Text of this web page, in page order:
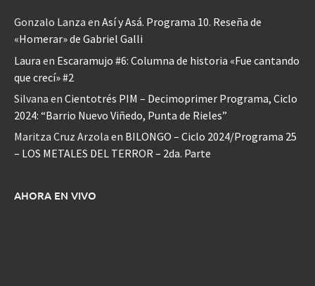
Gonzalo Lanza en Así y Asá. Programa 10. Reseña de
«Homerar» de Gabriel Galli
Laura en Escaramujo #6: Columna de historia «Fue cantando
que crecí» #2
Silvana en Cientotrés PIM – Decimoprimer Programa, Ciclo
2024: “Barrio Nuevo Viñedo, Punta de Rieles”
Maritza Cruz Arzola en BILONGO – Ciclo 2024/Programa 25
– LOS METALES DEL TERROR – 2da. Parte
AHORA EN VIVO